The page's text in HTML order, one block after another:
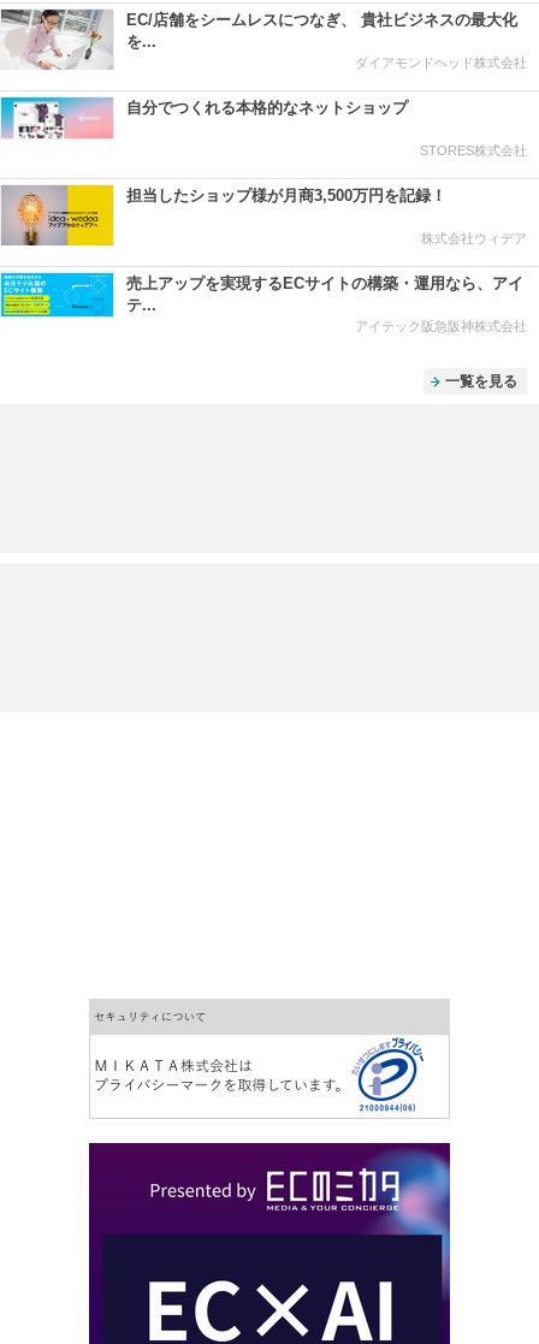
EC/店舗をシームレスにつなぎ、 貴社ビジネスの最大化
を...
ダイアモンドヘッド株式会社
自分でつくれる本格的なネットショップ
STORES株式会社
担当したショップ様が月商3,500万円を記録！
株式会社ウィデア
売上アップを実現するECサイトの構築・運用なら、アイ
テ...
アイテック阪急阪神株式会社
一覧を見る